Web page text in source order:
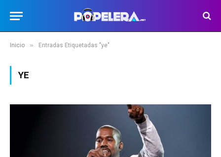
Inicio » Entradas Etiquetadas "ye"
YE